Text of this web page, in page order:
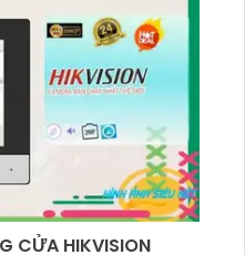
chỉ mang lại sự thuận
mật cao cho hệ thống
CỬA HIKVISION